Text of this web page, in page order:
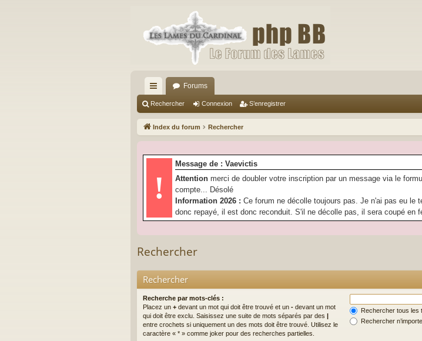
cc
ès
pi
Forums
Rechercher Connexion S’enregistrer
Index du forum Rechercher
!
Message de : Vaevictis
Attention merci de doubler votre inscription par un message via le
compte... Désolé
Information 2026 : Ce forum ne décolle toujours pas. Je n'ai pas eu le
donc repayé, il est donc reconduit. S'il ne décolle pas, il sera coupé en
Rechercher
Rechercher
Recherche par mots-clés :
Placez un + devant un mot qui doit être trouvé et un - devant un mot
qui doit être exclu. Saisissez une suite de mots séparés par des |
entre crochets si uniquement un des mots doit être trouvé. Utilisez le
caractère « * » comme joker pour des recherches partielles.
Rechercher tous les
Rechercher